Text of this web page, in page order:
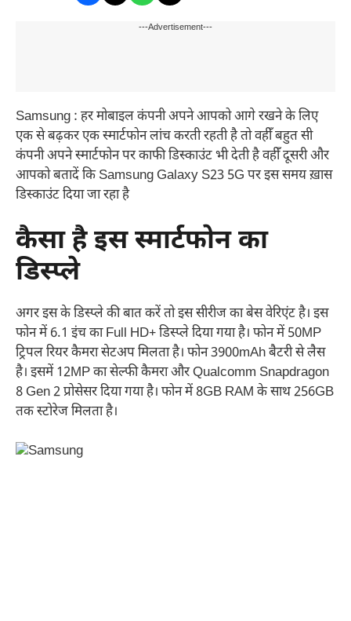
---Advertisement---
Samsung : हर मोबाइल कंपनी अपने आपको आगे रखने के लिए
एक से बढ़कर एक स्मार्टफोन लांच करती रहती है तो वहीँ बहुत सी
कंपनी अपने स्मार्टफोन पर काफी डिस्काउंट भी देती है वहीँ दूसरी और
आपको बतादें कि Samsung Galaxy S23 5G पर इस समय ख़ास
डिस्काउंट दिया जा रहा है
कैसा है इस स्मार्टफोन का
डिस्प्ले
अगर इस के डिस्प्ले की बात करें तो इस सीरीज का बेस वेरिएंट है। इस
फोन में 6.1 इंच का Full HD+ डिस्प्ले दिया गया है। फोन में 50MP
ट्रिपल रियर कैमरा सेटअप मिलता है। फोन 3900mAh बैटरी से लैस
है। इसमें 12MP का सेल्फी कैमरा और Qualcomm Snapdragon
8 Gen 2 प्रोसेसर दिया गया है। फोन में 8GB RAM के साथ 256GB
तक स्टोरेज मिलता है।